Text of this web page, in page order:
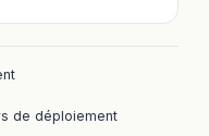
de déploiement